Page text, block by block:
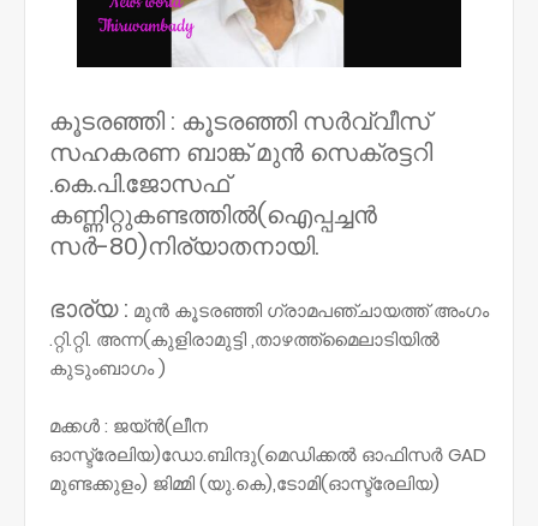
കൂടരഞ്ഞി : കൂടരഞ്ഞി സർവ്വീസ്
സഹകരണ ബാങ്ക് മുൻ സെക്രട്ടറി
.കെ.പി.ജോസഫ്
കണ്ണിറ്റുകണ്ടത്തിൽ(ഐപ്പച്ചൻ
സർ-80)നിര്യാതനായി.
ഭാര്യ : മുൻ കൂടരഞ്ഞി ഗ്രാമപഞ്ചായത്ത് അംഗം
.റ്റി.റ്റി. അന്ന(കുളിരാമുട്ടി ,താഴത്ത്മൈലാടിയിൽ
കുടുംബാഗം )
മക്കൾ : ജയ്ൻ(ലീന
ഓസ്ട്രേലിയ)ഡോ.ബിന്ദു(മെഡിക്കൽ ഓഫിസർ GAD
മുണ്ടക്കുളം) ജിമ്മി (യു.കെ),ടോമി(ഓസ്ട്രേലിയ)